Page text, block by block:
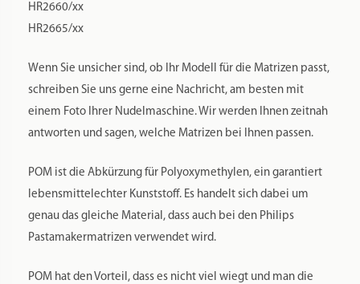
HR2660/xx
HR2665/xx
Wenn Sie unsicher sind, ob Ihr Modell für die Matrizen passt,
schreiben Sie uns gerne eine Nachricht, am besten mit
einem Foto Ihrer Nudelmaschine. Wir werden Ihnen zeitnah
antworten und sagen, welche Matrizen bei Ihnen passen.
POM ist die Abkürzung für Polyoxymethylen, ein garantiert
lebensmittelechter Kunststoff. Es handelt sich dabei um
genau das gleiche Material, dass auch bei den Philips
Pastamakermatrizen verwendet wird.
POM hat den Vorteil, dass es nicht viel wiegt und man die